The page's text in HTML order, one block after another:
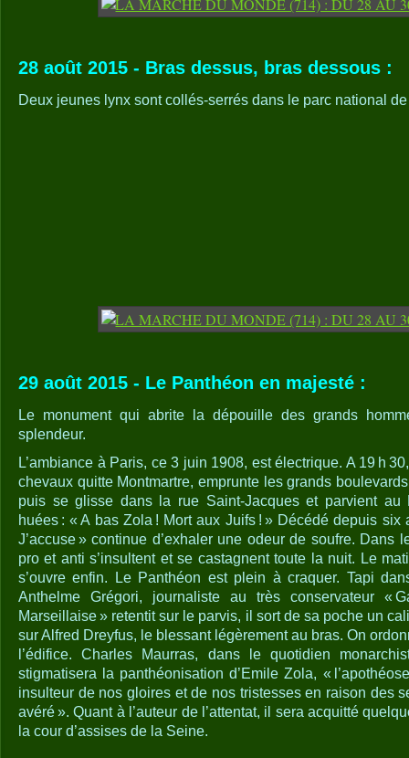
28 août 2015 - Bras dessus, bras dessous :
Deux jeunes lynx sont collés-serrés dans le parc national
29 août 2015 - Le Panthéon en majesté :
Le monument qui abrite la dépouille des grands
splendeur.
L’ambiance à Paris, ce 3 juin 1908, est électrique. A 19 h
chevaux quitte Montmartre, emprunte les grands
puis se glisse dans la rue Saint-Jacques et parvient au
huées : « A bas Zola ! Mort aux Juifs ! » Décédé depuis six
J’accuse » continue d’exhaler une odeur de soufre. Dans
pro et anti s’insultent et se castagnent toute la nuit. Le
s’ouvre enfin. Le Panthéon est plein à craquer. Tapi
Anthelme Grégori, journaliste au très conservateur «
Marseillaise » retentit sur le parvis, il sort de sa poche un
sur Alfred Dreyfus, le blessant légèrement au bras. On
l’édifice. Charles Maurras, dans le quotidien
stigmatisera la panthéonisation d’Emile Zola, «
insulteur de nos gloires et de nos tristesses en raison des
avéré ». Quant à l’auteur de l’attentat, il sera acquitté
la cour d’assises de la Seine.